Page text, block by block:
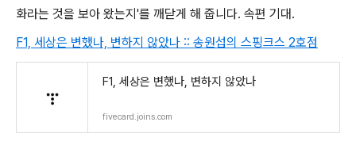
화라는 것을 보아 왔는지'를 깨닫게 해 줍니다. 속편 기대.
F1, 세상은 변했나, 변하지 않았나 :: 송원섭의 스핑크스 2호점
F1, 세상은 변했나, 변하지 않았나
fivecard.joins.com